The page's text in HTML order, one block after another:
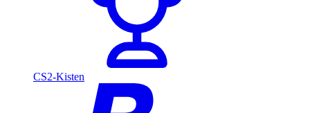
CS2-Kisten